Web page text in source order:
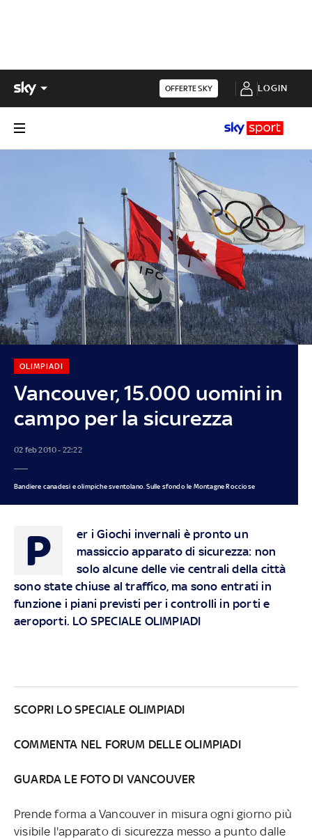
OFFERTE SKY LOGIN
Vancouver, 15.000 uomini in
campo per la sicurezza
OLIMPIADI
02 feb 2010 - 22:22
Bandiere canadesi e olimpiche sventolano. Sulle sfondo le Montagne Rocciose
P
er i Giochi invernali è pronto un
massiccio apparato di sicurezza: non
solo alcune delle vie centrali della città
sono state chiuse al traffico, ma sono entrati in
funzione i piani previsti per i controlli in porti e
aeroporti. LO SPECIALE OLIMPIADI
SCOPRI LO SPECIALE OLIMPIADI
COMMENTA NEL FORUM DELLE OLIMPIADI
GUARDA LE FOTO DI VANCOUVER
Prende forma a Vancouver in misura ogni giorno più
visibile l'apparato di sicurezza messo a punto dalle